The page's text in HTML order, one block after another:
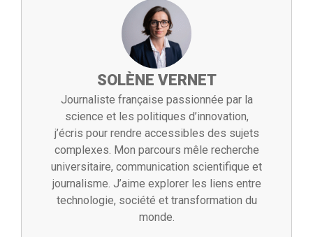
SOLÈNE VERNET
Journaliste française passionnée par la
science et les politiques d’innovation,
j’écris pour rendre accessibles des sujets
complexes. Mon parcours mêle recherche
universitaire, communication scientifique et
journalisme. J’aime explorer les liens entre
technologie, société et transformation du
monde.